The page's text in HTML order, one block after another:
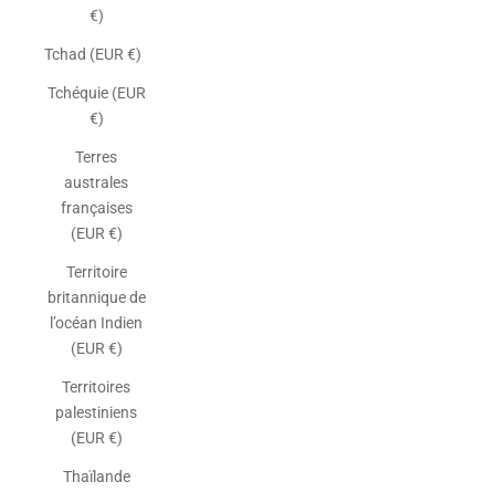
€)
Tchad (EUR €)
Tchéquie (EUR
€)
Terres
australes
françaises
(EUR €)
Territoire
britannique de
l’océan Indien
(EUR €)
Territoires
palestiniens
(EUR €)
Thaïlande